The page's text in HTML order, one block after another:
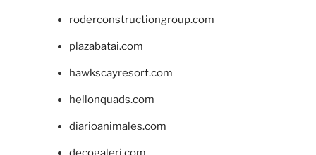
roderconstructiongroup.com
plazabatai.com
hawkscayresort.com
hellonquads.com
diarioanimales.com